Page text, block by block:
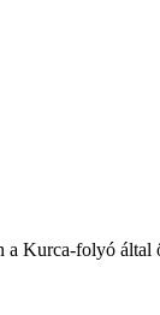
a Kurca-folyó által